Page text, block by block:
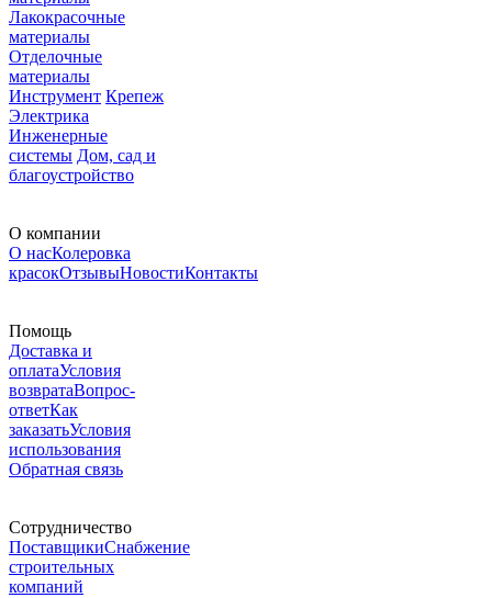
Лакокрасочные
материалы
Отделочные
материалы
Инструмент Крепеж
Электрика
Инженерные
системы Дом, сад и
благоустройство
О компании
О насКолеровка
красокОтзывыНовостиКонтакты
Помощь
Доставка и
оплатаУсловия
возвратаВопрос-
ответКак
заказатьУсловия
использования
Обратная связь
Сотрудничество
ПоставщикиСнабжение
строительных
компаний